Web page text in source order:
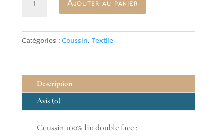
coloris
Ajouter au panier
Catégories : Coussin, Textile
Description
Avis (0)
Coussin 100% lin double face :